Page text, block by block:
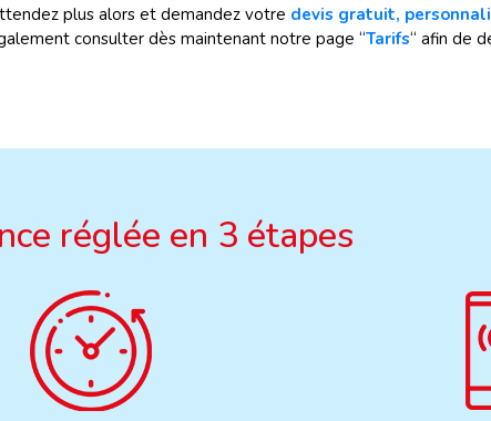
plus alors et demandez votre devis gratuit,
consulter dès maintenant notre page “Tarifs“ afin de
réglée en 3 étapes